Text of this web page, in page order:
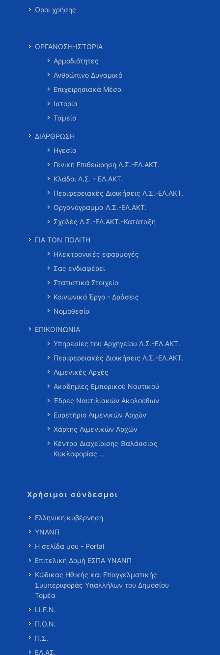
Όροι χρήσης
ΟΡΓΑΝΩΣΗ-ΙΣΤΟΡΙΑ
Αρμοδιότητες
Ανθρώπινο Δυναμικό
Επιχειρησιακά Μέσα
Ιστορία
Ταμεία
ΔΙΑΡΘΡΩΣΗ
Ηγεσία
Γενική Επιθεώρηση Λ.Σ.-ΕΛ.ΑΚΤ.
Κλάδοι Λ.Σ. - ΕΛ.ΑΚΤ.
Περιφερειακές Διοικήσεις Λ.Σ.-ΕΛ.ΑΚΤ.
Οργανόγραμμα Λ.Σ.-ΕΛ.ΑΚΤ.
Σχολές Λ.Σ.-ΕΛ.ΑΚΤ.-Κατάταξη
ΓΙΑ ΤΟΝ ΠΟΛΙΤΗ
Ηλεκτρονικές εφαρμογές
Σας ενδιαφέρει
Στατιστικά Στοιχεία
Κοινωνικό Έργο - Δράσεις
Νομοθεσία
ΕΠΙΚΟΙΝΩΝΙΑ
Υπηρεσίες του Αρχηγείου Λ.Σ.-ΕΛ.ΑΚΤ.
Περιφερειακές Διοικήσεις Λ.Σ.-ΕΛ.ΑΚΤ.
Λιμενικές Αρχές
Ακαδημίες Εμπορικού Ναυτικού
Έδρες Ναυτιλιακών Ακολούθων
Ευρετήριο Λιμενικών Αρχών
Χάρτης Λιμενικών Αρχών
Κέντρα Διαχείρισης Θαλάσσιας
Κυκλοφορίας …
Χρήσιμοι σύνδεσμοι
Ελληνική κυβέρνηση
ΥΝΑΝΠ
Η σελίδα μου - Portal
Επιτελική Δομή ΕΣΠΑ ΥΝΑΝΠ
Κώδικας Ηθικής και Επαγγελματικής
Συμπεριφοράς Υπαλλήλων του Δημοσίου
Τομέα
Ι.Ι.Ε.Ν.
Π.Ο.Ν.
Π.Σ.
ΕΛ.ΑΣ.